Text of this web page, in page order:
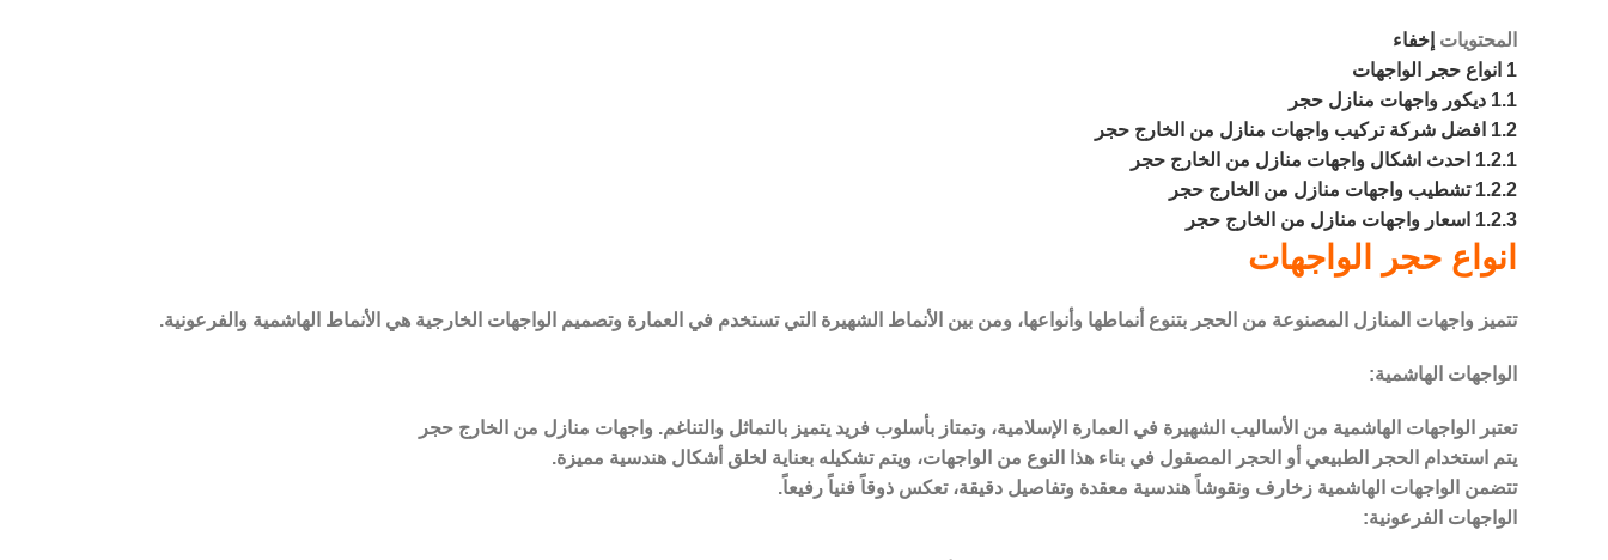
المحتويات إخفاء
1 انواع حجر الواجهات
1.1 ديكور واجهات منازل حجر
1.2 افضل شركة تركيب واجهات منازل من الخارج حجر
1.2.1 احدث اشكال واجهات منازل من الخارج حجر
1.2.2 تشطيب واجهات منازل من الخارج حجر
1.2.3 اسعار واجهات منازل من الخارج حجر
انواع حجر الواجهات
تتميز واجهات المنازل المصنوعة من الحجر بتنوع أنماطها وأنواعها، ومن بين الأنماط الشهيرة التي تستخدم في العمارة وتصميم الواجهات الخارجية هي الأنماط الهاشمية والفرعونية.
الواجهات الهاشمية:
تعتبر الواجهات الهاشمية من الأساليب الشهيرة في العمارة الإسلامية، وتمتاز بأسلوب فريد يتميز بالتماثل والتناغم. واجهات منازل من الخارج حجر
يتم استخدام الحجر الطبيعي أو الحجر المصقول في بناء هذا النوع من الواجهات، ويتم تشكيله بعناية لخلق أشكال هندسية مميزة.
تتضمن الواجهات الهاشمية زخارف ونقوشاً هندسية معقدة وتفاصيل دقيقة، تعكس ذوقاً فنياً رفيعاً.
الواجهات الفرعونية: